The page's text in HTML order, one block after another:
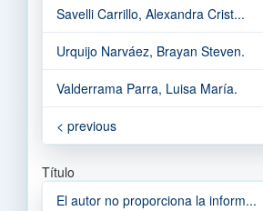
Savelli Carrillo, Alexandra Crist...
Urquijo Narváez, Brayan Steven.
Valderrama Parra, Luisa María.
< previous
Título
El autor no proporciona la inform...